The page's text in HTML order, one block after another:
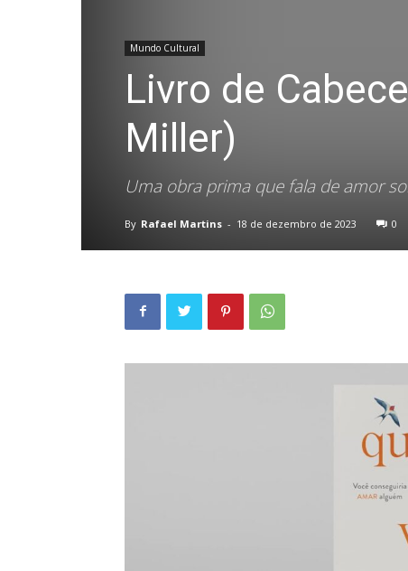
Mundo Cultural
Livro de
Miller)
Uma obra prima que fala de amor
By Rafael Martins - 18 de dezembro de 2023 0